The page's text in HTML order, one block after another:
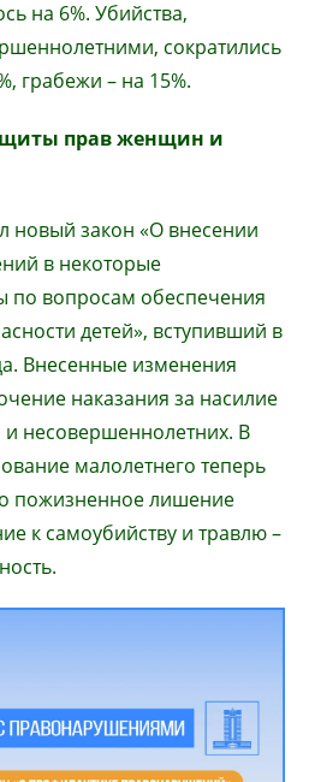
на 6%. Убийства,
сократились
грабежи – на 15%.
прав женщин и
новый закон «О внесении
в некоторые
по вопросам обеспечения
детей», вступивший в
Внесенные изменения
наказания за насилие
несовершеннолетних. В
малолетнего теперь
пожизненное лишение
к самоубийству и травлю –